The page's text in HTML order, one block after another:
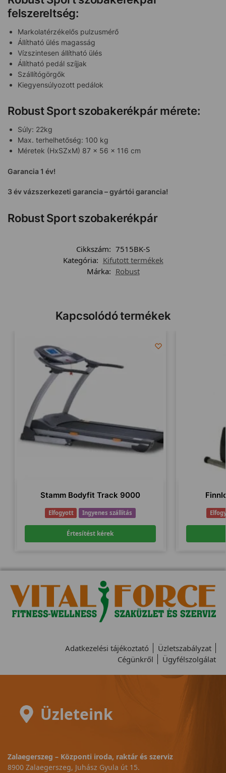
felszereltség:
Markolatérzékelős pulzusmérő
Állítható ülés magasság
Vízszintesen állítható ülés
Állítható pedál szíjjak
Szállítógörgők
Kiegyensúlyozott pedálok
Robust Sport szobakerékpár mérete:
Súly: 22kg
Max. terhelhetőség: 100 kg
Méretek (HxSZxM) 87 x 56 x 116 cm
Garancia 1 év!
3 év vázszerkezeti garancia – gyártói garancia!
Robust Sport szobakerékpár
Cikkszám: 7515BK-S
Kategória: Kifutott termékek
Márka: Robust
Kapcsolódó termékek
Stamm Bodyfit Track 9000
Elfogyott Ingyenes szállítás
Értesítést kérek
Adatkezelési tájékoztató
Üzletszabályzat
Cégünkről
Ügyfélszolgálat
Üzleteink
Zalaegerszeg – Központi iroda, raktár és szerviz
8900 Zalaegerszeg, Juhász Gyula út 15.